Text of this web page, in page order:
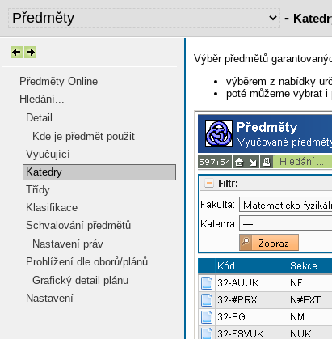
-
Předměty Online
Hledání...
Detail
Kde je předmět použit
Vyučující
Katedry
Třídy
Klasifikace
Schvalování předmětů
Nastavení práv
Prohlížení dle oborů/plánů
Grafický detail plánu
Nastavení
Výběr předmětů
výběrem z nabídky
poté můžeme vybrat i